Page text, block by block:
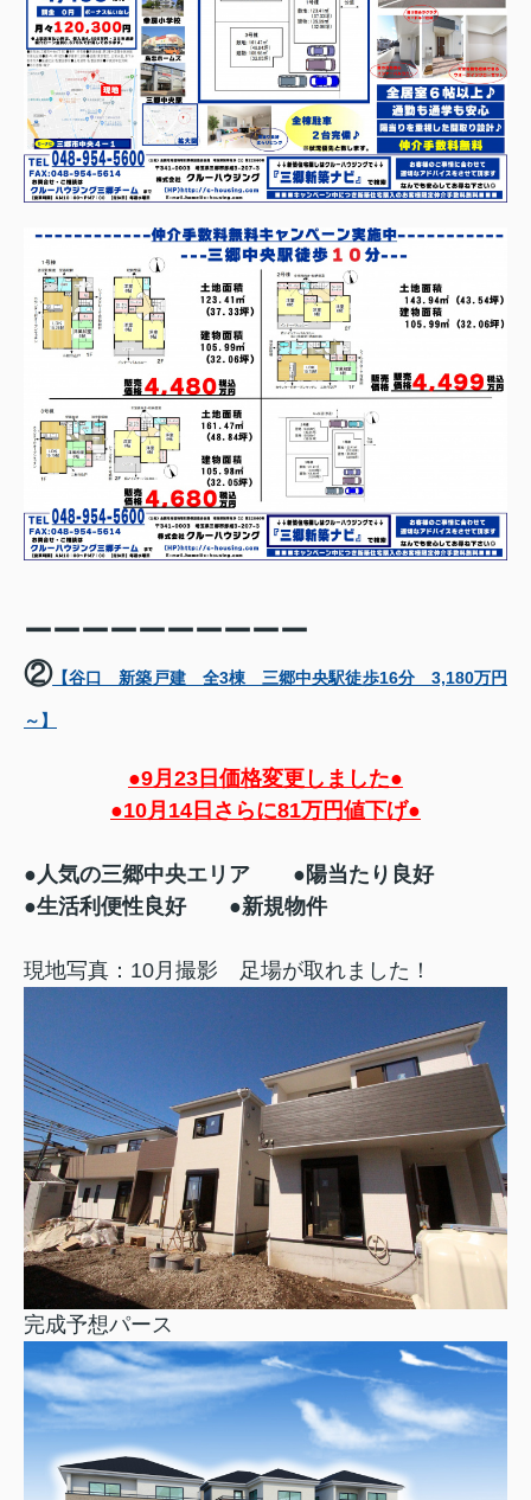
ーーーーーーーーーー
②【谷口 新築戸建 全3棟 三郷中央駅徒歩16分 3,180万円
～】
●9月23日価格変更しました●
●10月14日さらに81万円値下げ●
●人気の三郷中央エリア ●陽当たり良好
●生活利便性良好 ●新規物件
現地写真：10月撮影 足場が取れました！
完成予想パース